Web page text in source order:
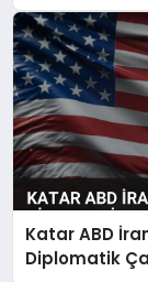
Katar ABD
Diplomatik